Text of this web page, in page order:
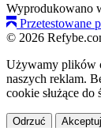
Wyprodukowano
Przetestowane
© 2026
Używamy plików
naszych reklam.
cookie służące do
Odrzuć Akceptuj